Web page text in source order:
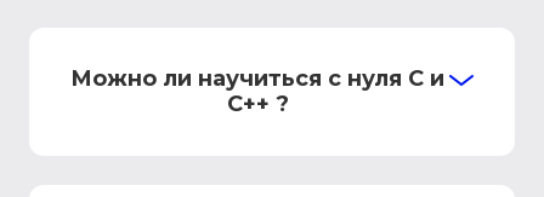
Можно ли научиться с нуля С и
C++ ?